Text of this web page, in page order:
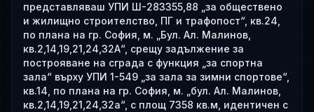
представляваш УПИ Ш-283355,88 „за обществено
и жилищно строителство, ПГ и трафопост“, кв.24,
по плана на гр. София, м. „Бул. Ал. Малинов,
кв.2,14,19,21,24,32А“, срещу задължение за
построяване на сграда с функция „за спортна
зала“ върху УПИ 1-549 „за зала за зимни спортове“,
кв.14, по плана на гр. София, м. „бул. Ал. Малинов,
кв.2,14,19,21,24,32а“, с площ 7358 кв.м, идентичен с